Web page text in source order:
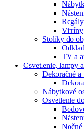
Vitríny
Stolíky do
TV a
Osvetlenie, lampy
Dekoračné a
Nábytkové
Osvetlenie
Nočné